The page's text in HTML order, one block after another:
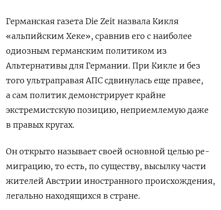
Германская газета Die Zeit назвала Кикля
«альпийским Хеке», сравнив его с наиболее
одиозным германским политиком из
Альтернативы для Германии. При Кикле и без
того ультраправая АПС сдвинулась еще правее,
а сам политик демонстрирует крайне
экстремистскую позицию, неприемлемую даже
в правых кругах.
Он открыто называет своей основной целью ре-
миграцию, то есть, по существу, высылку части
жителей Австрии иностранного происхождения,
легально находящихся в стране.